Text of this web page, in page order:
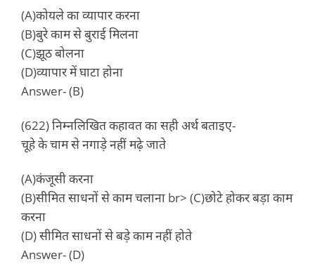
(A)कोयले का व्यापार करना
(B)बुरे काम से बुराई मिलना
(C)झूठ बोलना
(D)व्यापार में घाटा होना
Answer- (B)
(622) निम्नलिखित कहावत का सही अर्थ बताइए-
चूहे के चाम से नगाड़े नहीं मढ़े जाते
(A)कंजूसी करना
(B)सीमित साधनों से काम चलाना br> (C)छोटे होकर बड़ा काम
करना
(D) सीमित साधनों से बड़े काम नहीं होते
Answer- (D)